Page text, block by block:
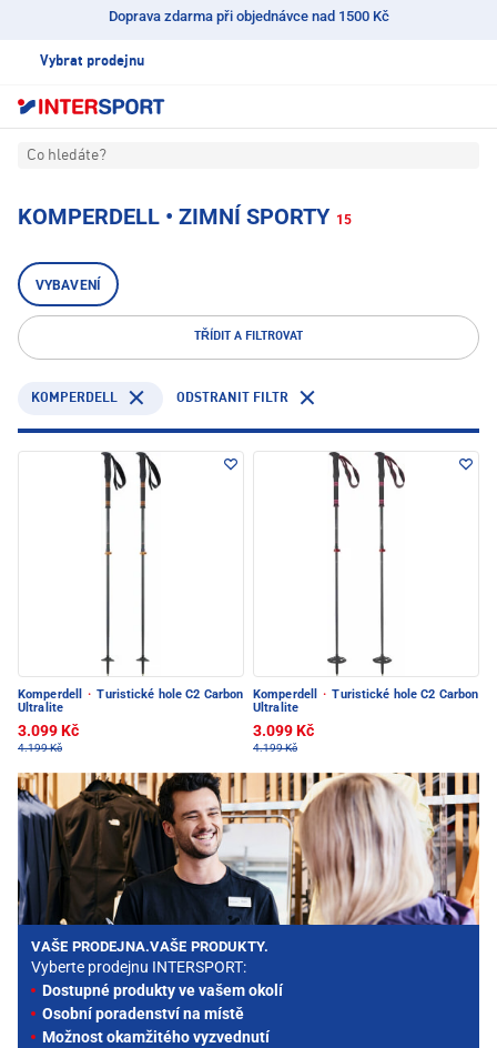
Doprava zdarma při objednávce nad 1500 Kč
Vybrat prodejnu
Co hledáte?
KOMPERDELL • ZIMNÍ SPORTY 15
VYBAVENÍ
TŘÍDIT A FILTROVAT
KOMPERDELL ODSTRANIT FILTR
Komperdell · Turistické hole C2 Carbon
Ultralite
3.099 Kč
4.199 Kč
Komperdell · Turistické hole C2 Carbon
Ultralite
3.099 Kč
4.199 Kč
VAŠE PRODEJNA.VAŠE PRODUKTY.
Vyberte prodejnu INTERSPORT:
Dostupné produkty ve vašem okolí
Osobní poradenství na místě
Možnost okamžitého vyzvednutí